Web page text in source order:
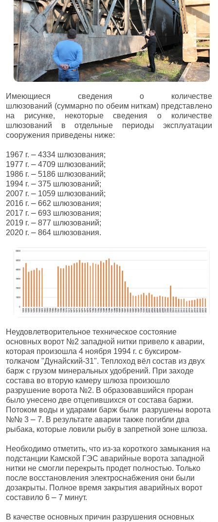
Имеющиеся сведения о количестве
шлюзований (суммарно по обеим ниткам) представлено
на рисунке, некоторые сведения о количестве
шлюзований в отдельные периоды эксплуатации
сооружения приведены ниже:
1967 г. ⎼ 4334 шлюзования;
1977 г. ⎼ 4709 шлюзований;
1986 г. ⎼ 5186 шлюзований;
1994 г. ⎼ 375 шлюзований;
2007 г. ⎼ 1059 шлюзований;
2016 г. ⎼ 662 шлюзования;
2017 г. ⎼ 693 шлюзования;
2019 г. ⎼ 877 шлюзований;
2020 г. ⎼ 864 шлюзования.
Неудовлетворительное техническое состояние
основных ворот №2 западной нитки привело к аварии,
которая произошла 4 ноября 1994 г. с буксиром-
толкачом "Дунайский-31". Теплоход вёл состав из двух
барж с грузом минеральных удобрений. При заходе
состава во вторую камеру шлюза произошло
разрушение ворота №2. В образовавшийся проран
было унесено две отцепившихся от состава баржи.
Потоком воды и ударами барж были разрушены ворота
№№ 3 ⎼ 7. В результате аварии также погибли два
рыбака, которые ловили рыбу в запретной зоне шлюза.
Необходимо отметить, что из-за короткого замыкания на
подстанции Камской ГЭС аварийные ворота западной
нитки не смогли перекрыть продет полностью. Только
после восстановления электроснабжения они были
дозакрыты. Полное время закрытия аварийных ворот
составило 6 ⎼ 7 минут.
В качестве основных причин разрушения основных